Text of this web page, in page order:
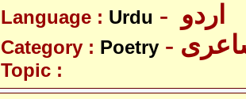
Language : Urdu
Category : Poetry
Topic :